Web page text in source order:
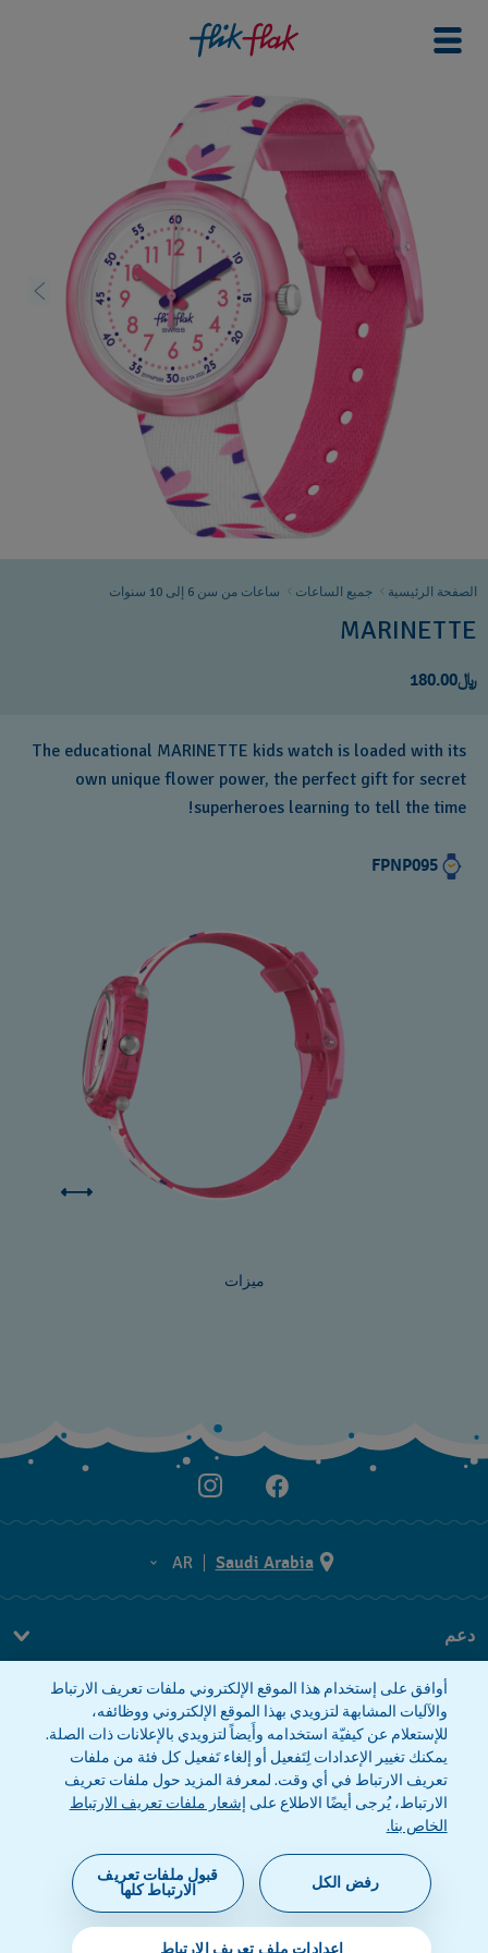
الصفحة الرئيسية جميع الساعات ساعات من سن 6 إلى 10 سنوات
MARINETTE
﷼180.00
The educational MARINETTE kids watch is loaded with its
own unique flower power, the perfect gift for secret
superheroes learning to tell the time!
FPNP095
ميزات
Saudi Arabia
AR
AR
دعم
معلومات الشركة
صحافة
وظائف
إشعار الخصوصية
©2026 فليك فلاك، أحد أقسام سواتش (شركة محدودة
أوافق على إستخدام هذا الموقع الإلكتروني ملفات تعريف الارتباط
والآليات المشابهة لتزويدي بهذا الموقع الإلكتروني ووظائفه،
للإستعلام عن كيفيّة استخدامه وأَيضاً لتزويدي بالإعلانات ذات الصلة.
يمكنك تغيير الإعدادات لِتَفعيل أو إلغاء تَفعيل كل فئة من ملفات
تعريف الارتباط في أي وقت. لمعرفة المزيد حول ملفات تعريف
الارتباط، يُرجى أيضًا الاطلاع على إشعار ملفات تعريف الارتباط
الخاص بنا.
إعدادات ملف تعريف الارتباط
رفض الكل
قبول ملفات تعريف
الارتباط كلها